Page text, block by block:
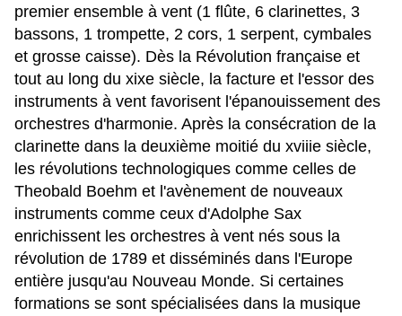
premier ensemble à vent (1 flûte, 6 clarinettes, 3
bassons, 1 trompette, 2 cors, 1 serpent, cymbales
et grosse caisse). Dès la Révolution française et
tout au long du xixe siècle, la facture et l'essor des
instruments à vent favorisent l'épanouissement des
orchestres d'harmonie. Après la consécration de la
clarinette dans la deuxième moitié du xviiie siècle,
les révolutions technologiques comme celles de
Theobald Boehm et l'avènement de nouveaux
instruments comme ceux d'Adolphe Sax
enrichissent les orchestres à vent nés sous la
révolution de 1789 et disséminés dans l'Europe
entière jusqu'au Nouveau Monde. Si certaines
formations se sont spécialisées dans la musique